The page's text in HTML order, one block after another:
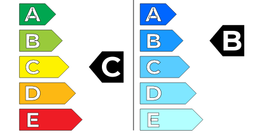
A
B
C
D
E
C
A
B
C
D
E
B